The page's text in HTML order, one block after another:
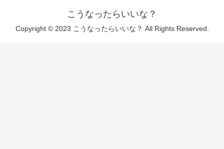
こうなったらいいな？
Copyright © 2023 こうなったらいいな？ All Rights Reserved.